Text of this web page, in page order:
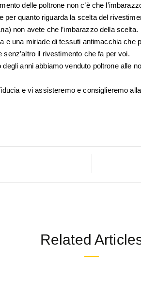
delle poltrone non c’è che
per quanto riguarda la scelta del
non avete che l’imbarazzo della scelta.
e una miriade di tessuti antimacchia che
il rivestimento che fa per voi.
anni abbiamo venduto poltrone alle
e vi assisteremo e consiglieremo
Related